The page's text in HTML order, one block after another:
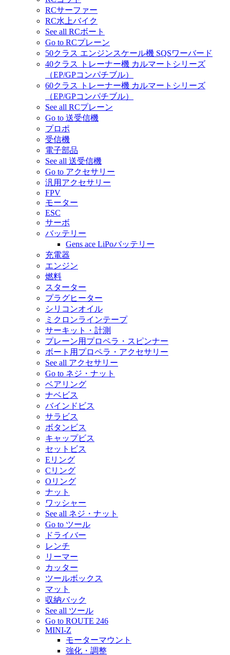
RCサーファー
RC水上バイク
See all RCボート
Go to RCプレーン
50クラス エンジンスケール機 SQSワーバード
40クラス トレーナー機 カルマートシリーズ
（EP/GPコンパチブル）
60クラス トレーナー機 カルマートシリーズ
（EP/GPコンパチブル）
See all RCプレーン
Go to 送受信機
プロポ
受信機
電子部品
See all 送受信機
Go to アクセサリー
汎用アクセサリー
FPV
モーター
ESC
サーボ
バッテリー
Gens ace LiPoバッテリー
充電器
エンジン
燃料
スターター
プラグヒーター
シリコンオイル
ミクロンラインテープ
サーキット・計測
プレーン用プロペラ・スピンナー
ボート用プロペラ・アクセサリー
See all アクセサリー
Go to ネジ・ナット
ベアリング
ナベビス
バインドビス
サラビス
ボタンビス
キャップビス
セットビス
Eリング
Cリング
Oリング
ナット
ワッシャー
See all ネジ・ナット
Go to ツール
ドライバー
レンチ
リーマー
カッター
ツールボックス
マット
収納バック
See all ツール
Go to ROUTE 246
MINI-Z
モーターマウント
強化・調整